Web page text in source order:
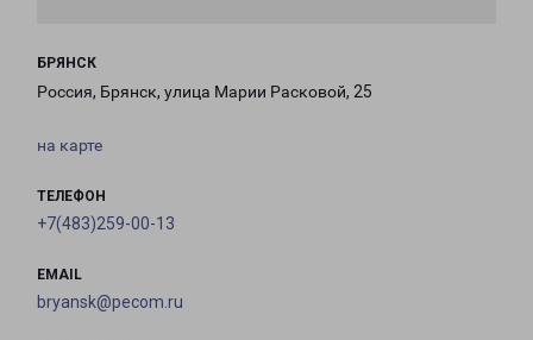
БРЯНСК
Россия, Брянск, улица Марии Расковой, 25
на карте
ТЕЛЕФОН
+7(483)259-00-13
EMAIL
bryansk@pecom.ru